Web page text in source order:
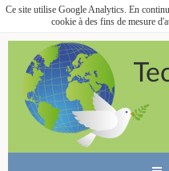
Ce site utilise Google Analytics. En
cookie à des fins de mesure